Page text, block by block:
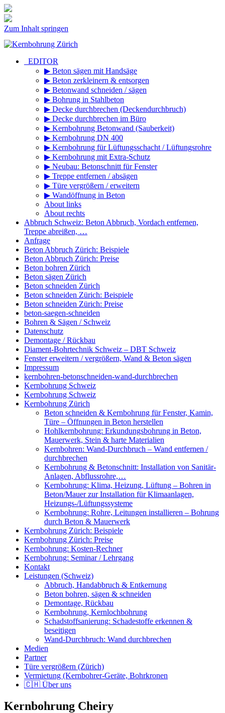
Zum Inhalt springen
_EDITOR
▶ Beton sägen mit Handsäge
▶ Beton zerkleinern & entsorgen
▶ Betonwand schneiden / sägen
▶ Bohrung in Stahlbeton
▶ Decke durchbrechen (Deckendurchbruch)
▶ Decke durchbrechen im Büro
▶ Kernbohrung Betonwand (Sauberkeit)
▶ Kernbohrung DN 400
▶ Kernbohrung für Lüftungsschacht / Lüftungsrohre
▶ Kernbohrung mit Extra-Schutz
▶ Neubau: Betonschnitt für Fenster
▶ Treppe entfernen / absägen
▶ Türe vergrößern / erweitern
▶ Wandöffnung in Beton
About links
About rechts
Abbruch Schweiz: Beton Abbruch, Vordach entfernen,
Treppe abreißen, …
Anfrage
Beton Abbruch Zürich: Beispiele
Beton Abbruch Zürich: Preise
Beton bohren Zürich
Beton sägen Zürich
Beton schneiden Zürich
Beton schneiden Zürich: Beispiele
Beton schneiden Zürich: Preise
beton-saegen-schneiden
Bohren & Sägen / Schweiz
Datenschutz
Demontage / Rückbau
Diament-Bohrtechnik Schweiz – DBT Schweiz
Fenster erweitern / vergrößern, Wand & Beton sägen
Impressum
kernbohren-betonschneiden-wand-durchbrechen
Kernbohrung Schweiz
Kernbohrung Schweiz
Kernbohrung Zürich
Beton schneiden & Kernbohrung für Fenster, Kamin,
Türe – Öffnungen in Beton herstellen
Hohlkernbohrung: Erkundungsbohrung in Beton,
Mauerwerk, Stein & harte Materialien
Kernbohren: Wand-Durchbruch – Wand entfernen /
durchbrechen
Kernbohrung & Betonschnitt: Installation von Sanitär-
Anlagen, Abflussrohre,…
Kernbohrung: Klima, Heizung, Lüftung – Bohren in
Beton/Mauer zur Installation für Klimaanlagen,
Heizungs-/Lüftungssysteme
Kernbohrung: Rohre, Leitungen installieren – Bohrung
durch Beton & Mauerwerk
Kernbohrung Zürich: Beispiele
Kernbohrung Zürich: Preise
Kernbohrung: Kosten-Rechner
Kernbohrung: Seminar / Lehrgang
Kontakt
Leistungen (Schweiz)
Abbruch, Handabbruch & Entkernung
Beton bohren, sägen & schneiden
Demontage, Rückbau
Kernbohrung, Kernlochbohrung
Schadstoffsanierung: Schadestoffe erkennen &
beseitigen
Wand-Durchbruch: Wand durchbrechen
Medien
Partner
Türe vergrößern (Zürich)
Vermietung (Kernbohrer-Geräte, Bohrkronen
🇨🇭 Über uns
Kernbohrung Cheiry